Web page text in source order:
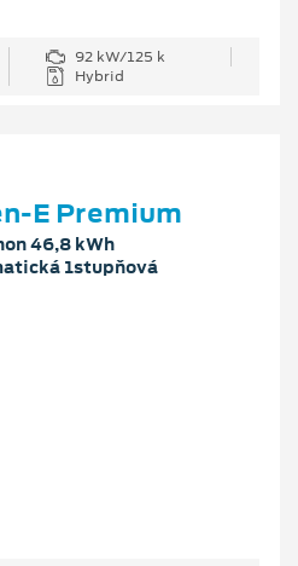
92 kW/125 k
Hybrid
E Premium
46,8 kWh
1stupňová